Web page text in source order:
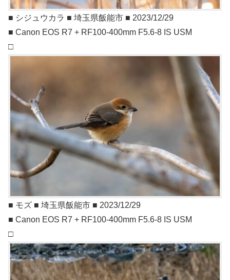
■ シジュウカラ ■ 埼玉県飯能市 ■ 2023/12/29
■ Canon EOS R7 + RF100-400mm F5.6-8 IS USM
□
■ モズ ■ 埼玉県飯能市 ■ 2023/12/29
■ Canon EOS R7 + RF100-400mm F5.6-8 IS USM
□